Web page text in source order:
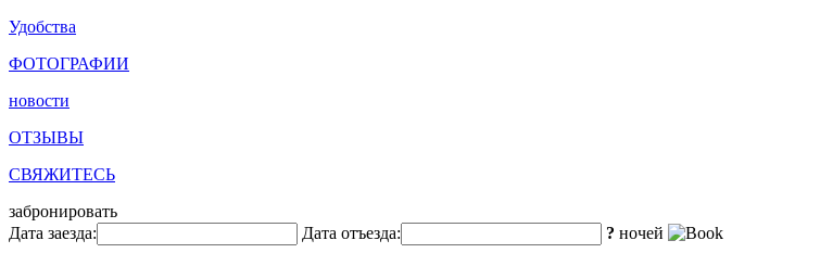
Удобства
ФОТОГРАФИИ
новости
ОТЗЫВЫ
СВЯЖИТЕСЬ
забронировать
Дата заезда:
Дата отъезда: ? ночей